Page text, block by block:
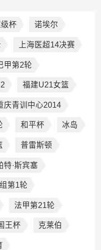
杯 诺埃尔
上海医超14决赛
甲第2轮
福建U21女篮
庆青训中心2014
和平杯 冰岛
普雷斯顿
特·斯宾塞
第1轮
法甲第21轮
王杯 克莱伯